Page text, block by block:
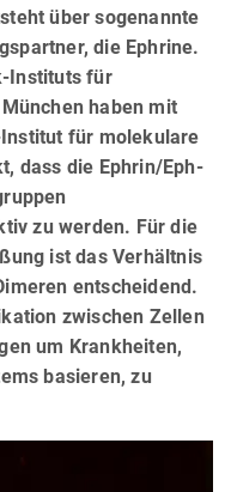
über sogenannte
die Ephrine.
Instituts für
haben mit
für molekulare
dass die Ephrin/Eph-
zu werden. Für die
ist das Verhältnis
entscheidend.
zwischen Zellen
um Krankheiten,
basieren, zu